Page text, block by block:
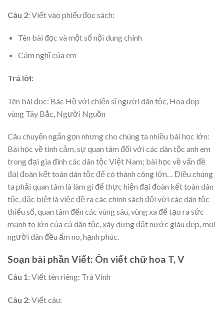
Câu 2: Viết vào phiếu đọc sách:
Tên bài đọc và một số nội dung chính
Cảm nghĩ của em
Trả lời:
Tên bài đọc: Bác Hồ với chiến sĩ người dân tộc, Hoa đẹp
vùng Tây Bắc, Người Nguồn
Câu chuyện ngắn gọn nhưng cho chúng ta nhiều bài học lớn:
Bài học về tình cảm, sự quan tâm đối với các dân tộc anh em
trong đại gia đình các dân tộc Việt Nam; bài học về vấn đề
đại đoàn kết toàn dân tộc để có thành công lớn… Điều chúng
ta phải quan tâm là làm gì để thực hiện đại đoàn kết toàn dân
tộc, đặc biệt là việc đề ra các chính sách đối với các dân tộc
thiểu số, quan tâm đến các vùng sâu, vùng xa để tạo ra sức
mạnh to lớn của cả dân tộc, xây dựng đất nước giàu đẹp, mọi
người dân đều ấm no, hạnh phúc.
Soạn bài phần Viết: Ôn viết chữ hoa T, V
Câu 1 : Viết tên riêng: Trà Vinh
Câu 2: Viết câu: